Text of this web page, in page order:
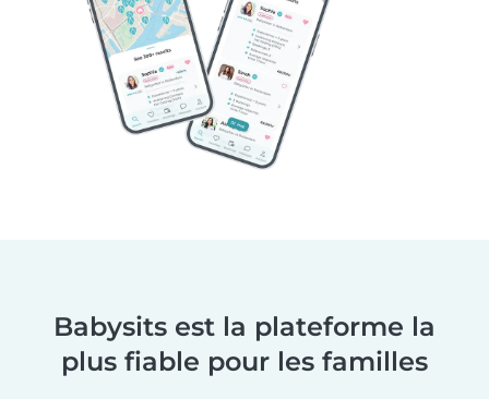
Babysits est la plateforme la
plus fiable pour les familles